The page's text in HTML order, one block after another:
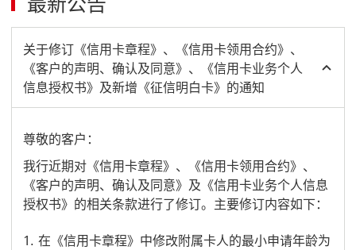
关于修订《信用卡章程》、《信用卡领用合约》、
《客户的声明、确认及同意》、《信用卡业务个人
信息授权书》及新增《征信明白卡》的通知
尊敬的客户：
我行近期对《信用卡章程》、《信用卡领用合约》、
《客户的声明、确认及同意》及《信用卡业务个人信息
授权书》的相关条款进行了修订。主要修订内容如下：
在《信用卡章程》中修改附属卡人的最小申请年龄为